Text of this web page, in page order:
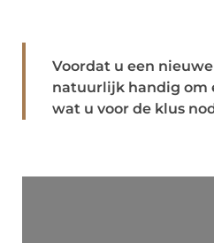
Voordat u een
natuurlijk handig om
wat u voor de klus